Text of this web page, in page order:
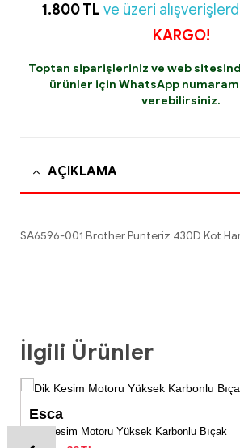
1.800 TL ve üzeri
KARGO!
Toptan siparişleriniz ve web
ürünler için WhatsApp
verebilirsiniz.
AÇIKLAMA
SA6596-001 Brother Punteriz 430D Kot
İlgili Ürünler
Esca
Dik Kesim Motoru Yüksek Karbonlu Bıçak